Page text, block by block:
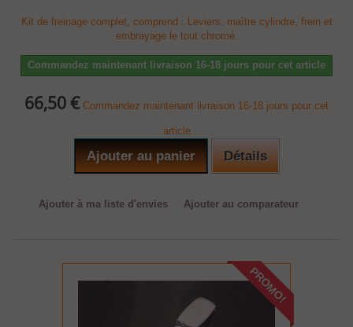
Kit de freinage complet, comprend : Leviers, maître cylindre, frein et
embrayage le tout chromé.
Commandez maintenant livraison 16-18 jours pour cet article
66,50 € Commandez maintenant livraison 16-18 jours pour cet
article
Ajouter au panier Détails
Ajouter à ma liste d'envies Ajouter au comparateur
PROMO!